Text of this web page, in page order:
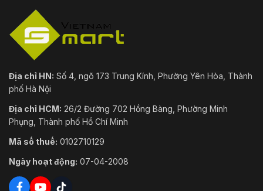
Địa chỉ HN: Số 4, ngõ 173 Trung Kính, Phường Yên Hòa, Thành
phố Hà Nội
Địa chỉ HCM: 26/2 Đường 702 Hồng Bàng, Phường Minh
Phụng, Thành phố Hồ Chí Minh
Mã số thuế: 0102710129
Ngày hoạt động: 07-04-2008